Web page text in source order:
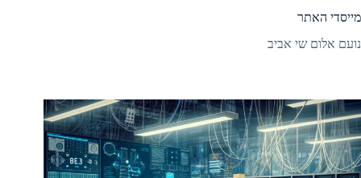
מייסדי האתר
נועם אלום שי אביב